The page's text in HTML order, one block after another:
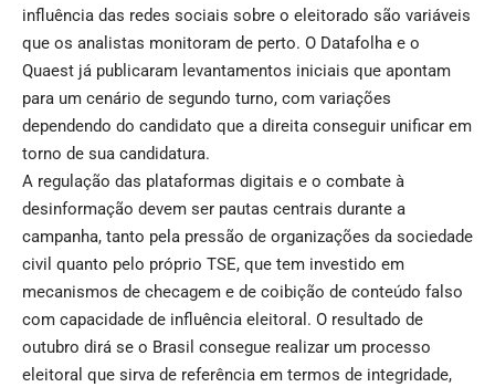
influência das redes sociais sobre o eleitorado são variáveis
que os analistas monitoram de perto. O Datafolha e o
Quaest já publicaram levantamentos iniciais que apontam
para um cenário de segundo turno, com variações
dependendo do candidato que a direita conseguir unificar em
torno de sua candidatura.
A regulação das plataformas digitais e o combate à
desinformação devem ser pautas centrais durante a
campanha, tanto pela pressão de organizações da sociedade
civil quanto pelo próprio TSE, que tem investido em
mecanismos de checagem e de coibição de conteúdo falso
com capacidade de influência eleitoral. O resultado de
outubro dirá se o Brasil consegue realizar um processo
eleitoral que sirva de referência em termos de integridade,